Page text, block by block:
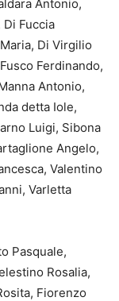
Antonio,
Fuccia
Di Virgilio
Ferdinando,
Antonio,
detta Iole,
Luigi, Sibona
Angelo,
Valentino
Varletta
Pasquale,
Rosalia,
Fiorenzo